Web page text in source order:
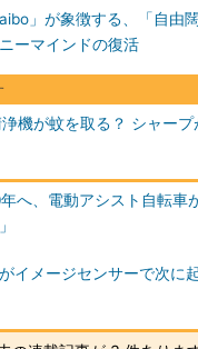
」が象徴する、「自由
ーマインドの復活
機が蚊を取る？ シャー
へ、電動アシスト自転車
イメージセンサーで次に